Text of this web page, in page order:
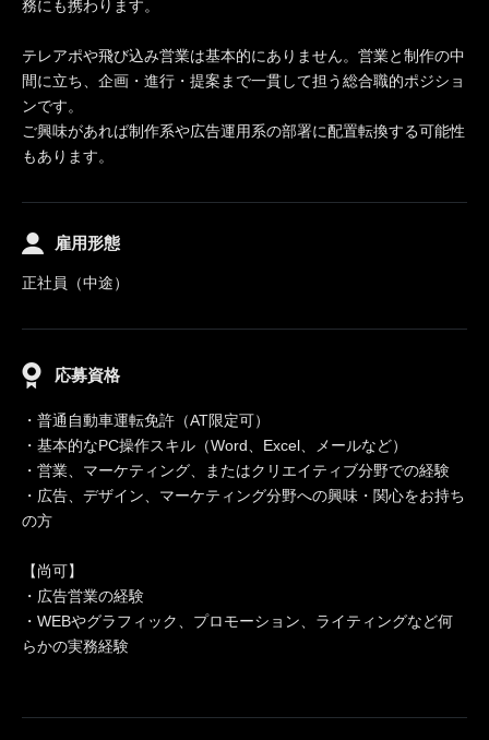
務にも携わります。
テレアポや飛び込み営業は基本的にありません。営業と制作の中
間に立ち、企画・進行・提案まで一貫して担う総合職的ポジショ
ンです。
ご興味があれば制作系や広告運用系の部署に配置転換する可能性
もあります。
雇用形態
正社員（中途）
応募資格
・普通自動車運転免許（AT限定可）
・基本的なPC操作スキル（Word、Excel、メールなど）
・営業、マーケティング、またはクリエイティブ分野での経験
・広告、デザイン、マーケティング分野への興味・関心をお持ち
の方
【尚可】
・広告営業の経験
・WEBやグラフィック、プロモーション、ライティングなど何
らかの実務経験